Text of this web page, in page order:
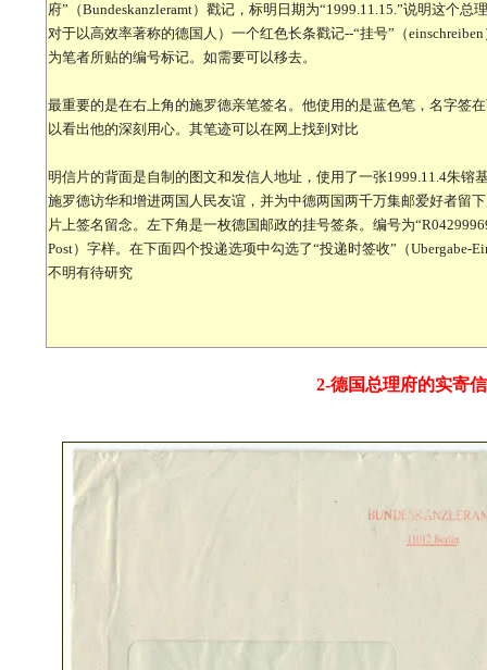
府”（Bundeskanzleramt）戳记，标明日期为“1999.11.15.”说明这个
对于以高效率著称的德国人）一个红色长条戳记--“挂号”（
为笔者所贴的编号标记。如需要可以移去。
最重要的是在右上角的施罗德亲笔签名。他使用的是蓝色笔，名字签
以看出他的深刻用心。其笔迹可以在网上找到对比
明信片的背面是自制的图文和发信人地址，使用了一张1999.11.4朱镕
施罗德访华和增进两国人民友谊，并为中德两国两千万集邮爱好者留
片上签名留念。左下角是一枚德国邮政的挂号签条。编号为
Post）字样。在下面四个投递选项中勾选了“投递时签收”（Ubergabe-
不明有待研究
2-德国总理府的实寄